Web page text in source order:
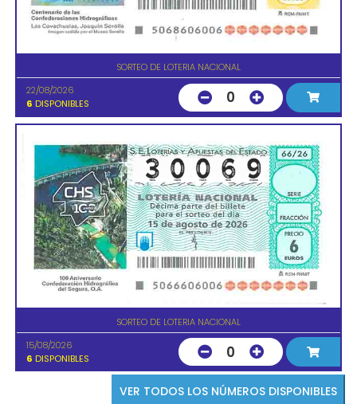
SORTEO DE LOTERIA NACIONAL
22/08/2026
6 DISPONIBLES 0
SORTEO DE LOTERIA NACIONAL
15/08/2026
6 DISPONIBLES 0
VER TODOS LOS NÚMEROS DISPONIBLES